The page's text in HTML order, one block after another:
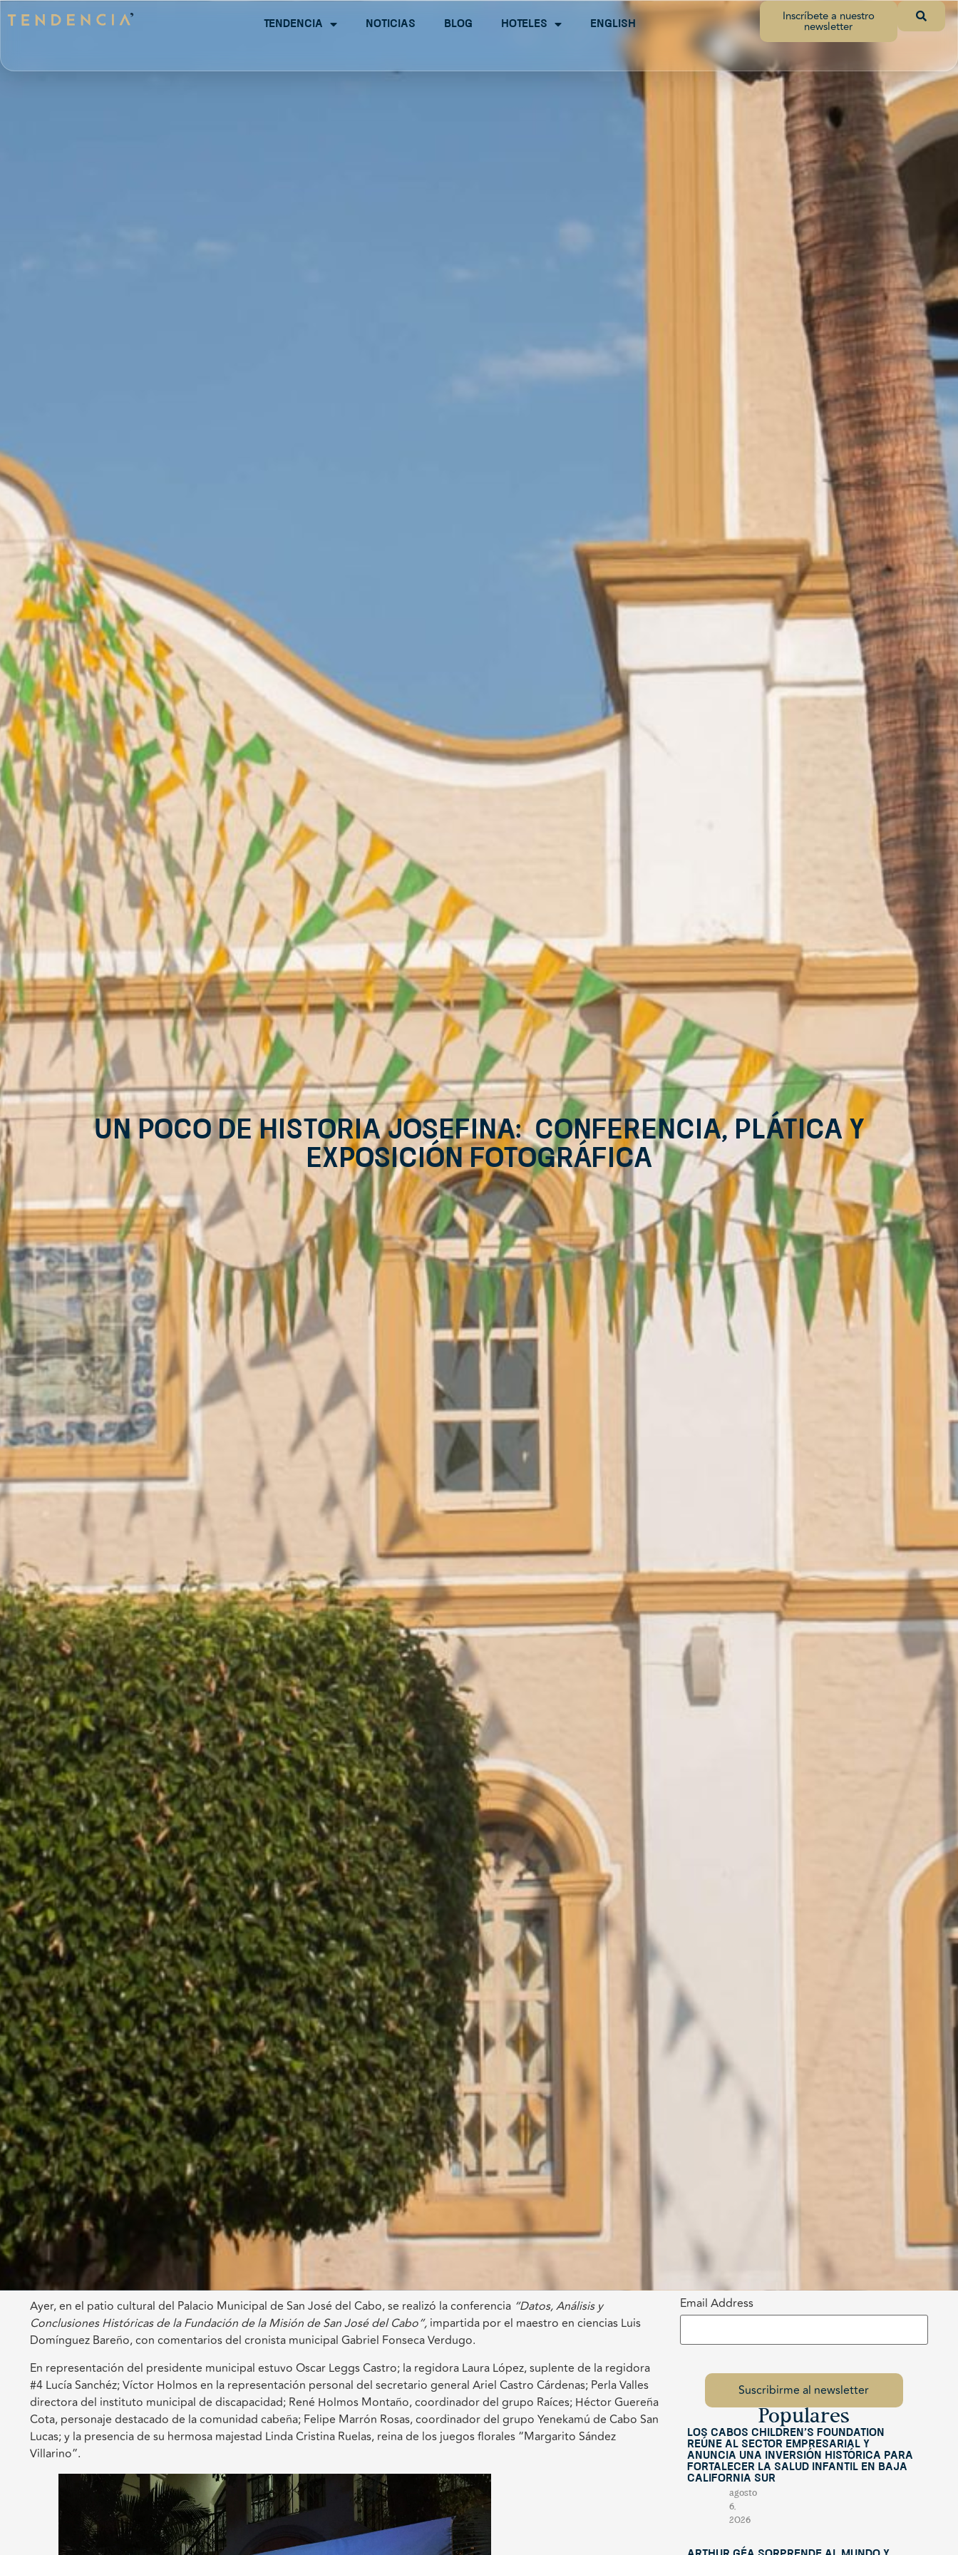
Tendencia Noticias Blog Hoteles English Inscríbete a nuestro
newsletter
Un poco de historia josefina: Conferencia, plática y
exposición fotográfica
Ayer, en el patio cultural del Palacio Municipal de San José del Cabo, se realizó la conferencia “Datos, Análisis y
Conclusiones Históricas de la Fundación de la Misión de San José del Cabo”, impartida por el maestro en ciencias Luis
Domínguez Bareño, con comentarios del cronista municipal Gabriel Fonseca Verdugo.
En representación del presidente municipal estuvo Oscar Leggs Castro; la regidora Laura López, suplente de la regidora
#4 Lucía Sanchéz; Víctor Holmos en la representación personal del secretario general Ariel Castro Cárdenas; Perla Valles
directora del instituto municipal de discapacidad; René Holmos Montaño, coordinador del grupo Raíces; Héctor Guereña
Cota, personaje destacado de la comunidad cabeña; Felipe Marrón Rosas, coordinador del grupo Yenekamú de Cabo San
Lucas; y la presencia de su hermosa majestad Linda Cristina Ruelas, reina de los juegos florales “Margarito Sández
Villarino”.
Email Address
Populares
Los Cabos Children’s Foundation
reúne al sector empresarial y
anuncia una inversión histórica para
fortalecer la salud infantil en Baja
California Sur
agosto
6,
2026